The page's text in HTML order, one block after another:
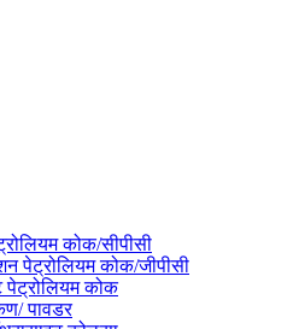
कोक/सीपीसी
पेट्रोलियम कोक/जीपीसी
पेट्रोलियम कोक
पावडर